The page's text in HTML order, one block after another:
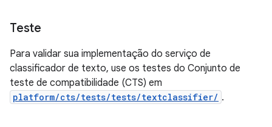
Teste
Para validar sua implementação do serviço de
classificador de texto, use os testes do Conjunto de
teste de compatibilidade (CTS) em
platform/cts/tests/tests/textclassifier/ .